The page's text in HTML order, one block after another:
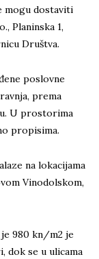
mogu dostaviti
Planinska 1,
Društva.
poslovne
prema
U prostorima
propisima.
na lokacijama
Vinodolskom,
je 980 kn/m2 je
dok se u ulicama